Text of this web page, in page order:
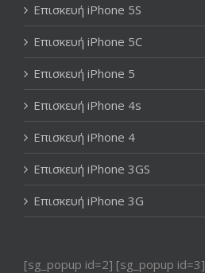
Επισκευή iPhone 5S
Επισκευή iPhone 5C
Επισκευή iPhone 5
Επισκευή iPhone 4s
Επισκευή iPhone 4
Επισκευή iPhone 3GS
Επισκευή iPhone 3G
[sg_popup id=2] [sg_popup id=3]